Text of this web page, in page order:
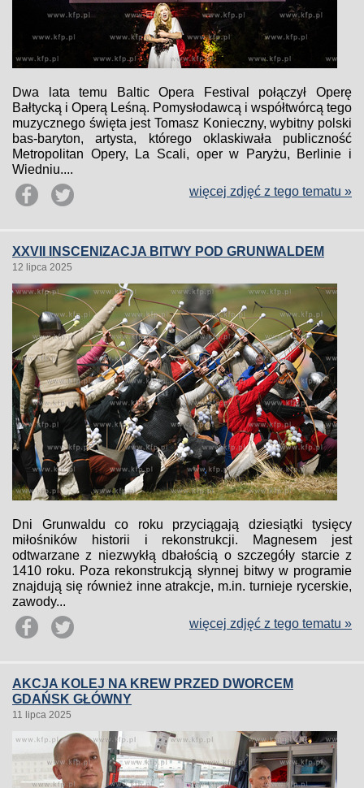
Dwa lata temu Baltic Opera Festival połączył Operę
Bałtycką i Operą Leśną. Pomysłodawcą i współtwórcą tego
muzycznego święta jest Tomasz Konieczny, wybitny polski
bas-baryton, artysta, którego oklaskiwała publiczność
Metropolitan Opery, La Scali, oper w Paryżu, Berlinie i
Wiedniu....
więcej zdjęć z tego tematu »
XXVII INSCENIZACJA BITWY POD GRUNWALDEM
12 lipca 2025
Dni Grunwaldu co roku przyciągają dziesiątki tysięcy
miłośników historii i rekonstrukcji. Magnesem jest
odtwarzane z niezwykłą dbałością o szczegóły starcie z
1410 roku. Poza rekonstrukcją słynnej bitwy w programie
znajdują się również inne atrakcje, m.in. turnieje rycerskie,
zawody...
więcej zdjęć z tego tematu »
AKCJA KOLEJ NA KREW PRZED DWORCEM
GDAŃSK GŁÓWNY
11 lipca 2025